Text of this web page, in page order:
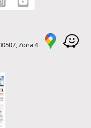
Zona 4